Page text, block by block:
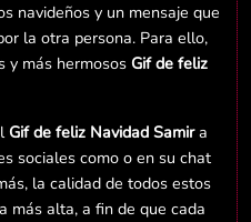
navideños y un mensaje que
la otra persona. Para ello,
y más hermosos Gif de feliz
Gif de feliz Navidad Samira
sociales como o en su chat
la calidad de todos estos
más alta, a fin de que cada